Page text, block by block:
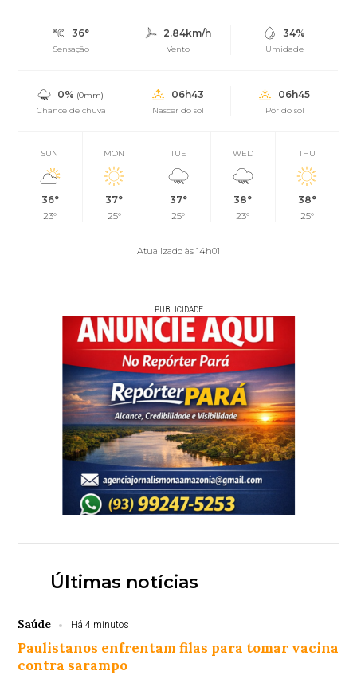
36°
Sensação
2.84km/h
Vento
34%
Umidade
0% (0mm)
Chance de chuva
06h43
Nascer do sol
06h45
Pôr do sol
SUN
36°
23°
MON
37°
25°
TUE
37°
25°
WED
38°
23°
THU
38°
25°
Atualizado às 14h01
PUBLICIDADE
Últimas notícias
Saúde Há 4 minutos
Paulistanos enfrentam filas para tomar vacina
contra sarampo